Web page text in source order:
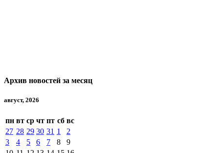
Архив новостей за месяц
август, 2026
пн вт ср чт пт сб вс
27 28 29 30 31 1
2
3
4 5 6 7 8
9